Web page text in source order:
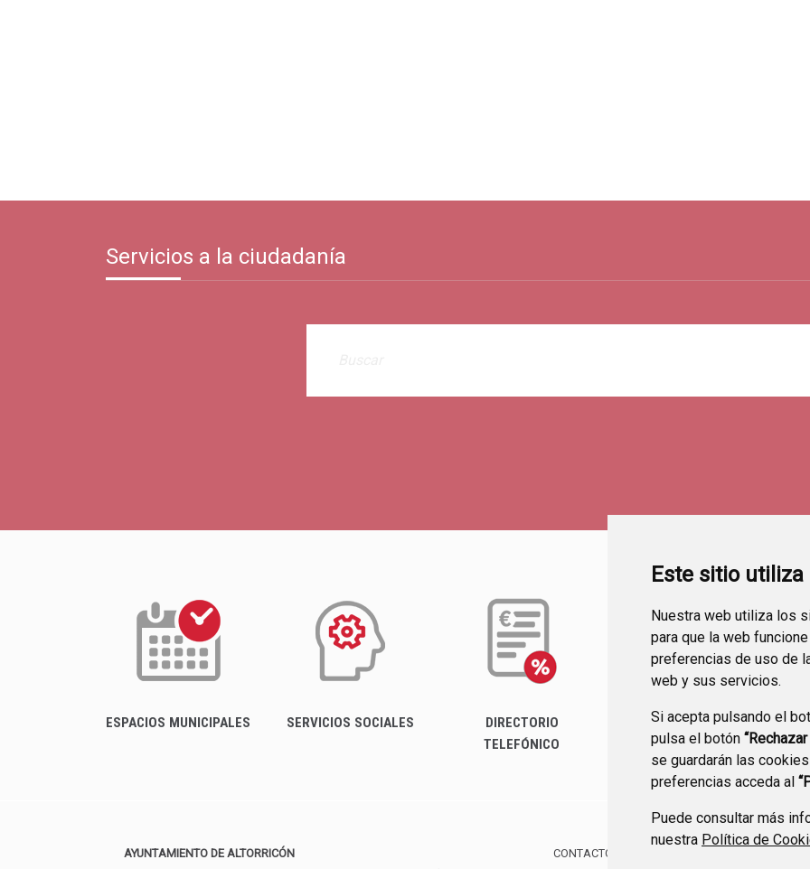
Este sitio
Nuestra web utiliza los
para que la web
preferencias de uso de
web y sus servicios.
Si acepta pulsando el
pulsa el botón
se guardarán las
preferencias acceda al
Puede consultar más
nuestra Política de
Servicios a la ciudadanía
ESPACIOS MUNICIPALES SERVICIOS SOCIALES
DIRECTORIO
TELEFÓNICO
PERFIL DEL
CONTRATANTE
AYUNTAMIENTO DE ALTORRICÓN
CONTACTO